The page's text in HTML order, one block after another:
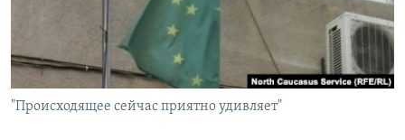
ПОДПИШИТЕСЬ НА РАССЫЛКУ
СОЦИАЛЬНЫЕ СЕТИ
"Происходящее сейчас приятно удивляет"